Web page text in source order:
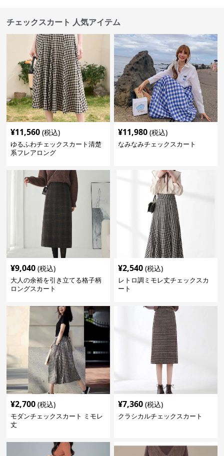
チェックスカート 人気アイテム
¥11,560 (税込)
ゆるふわチェックスカート清楚
系フレアロング
¥11,980 (税込)
なみなみチェックスカート
¥9,040 (税込)
大人の余裕を引き立てる格子柄
ロングスカート
¥2,540 (税込)
レトロ調ミモレ丈チェックスカ
ート
¥2,700 (税込)
モダンチェックスカート ミモレ
丈
¥7,360 (税込)
クラシカルチェックスカート